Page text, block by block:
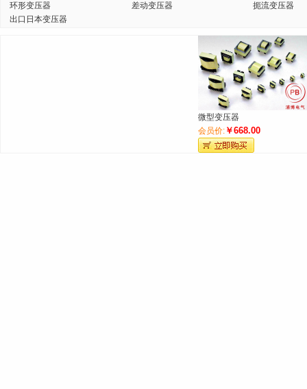
环形变压器
差动变压器
扼流变压器
出口日本变压器
微型变压器
会员价:￥668.00